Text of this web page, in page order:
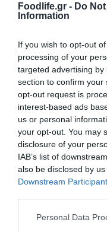
Foodlife.gr - Do
Information
If you wish to opt-out
processing of your
targeted advertising
section to confirm your
opt-out request is
interest-based ads
us or personal
your opt-out. You may
disclosure of your
IAB’s list of
also be disclosed by
Downstream
Please note that this
Personal Data
08.08.2026
Νέο άλμα στις
– Σε υψηλό